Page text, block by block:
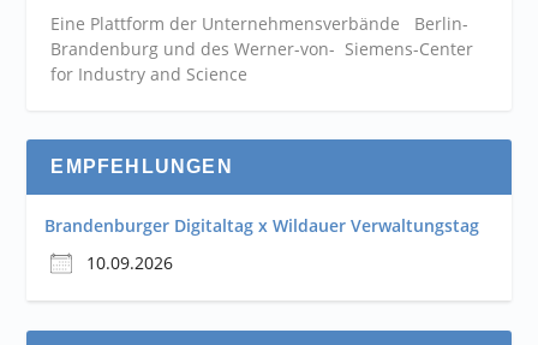
Eine Plattform der Unternehmensverbände Berlin-
Brandenburg und des Werner-von- Siemens-Center
for Industry and Science
EMPFEHLUNGEN
Brandenburger Digitaltag x Wildauer Verwaltungstag
10.09.2026